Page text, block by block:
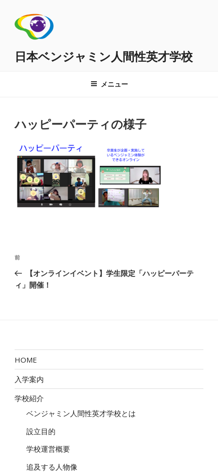
日本ベンジャミン人間性英才学校
メニュー
ハッピーパーティの様子
投
ナ
ビ
ョ
ン
前
の
投
前
【オンラインイベント】学生限定「ハッピーパーテ
ィ」開催！
HOME
入学案内
学校紹介
ベンジャミン人間性英才学校とは
設立目的
学校運営概要
追及する人物像